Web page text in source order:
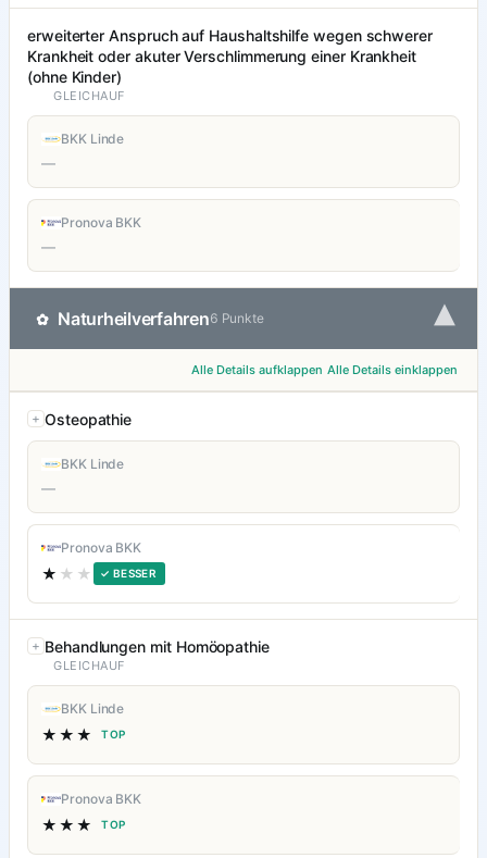
erweiterter Anspruch auf Haushaltshilfe wegen schwerer
Krankheit oder akuter Verschlimmerung einer Krankheit
(ohne Kinder)
GLEICHAUF
BKK Linde
—
Pronova BKK
—
✿ Naturheilverfahren6 Punkte ▾
Alle Details aufklappen Alle Details einklappen
Osteopathie
BKK Linde
—
Pronova BKK
★ ★★ ✓ BESSER
Behandlungen mit Homöopathie
GLEICHAUF
BKK Linde
★★★ TOP
Pronova BKK
★★★ TOP